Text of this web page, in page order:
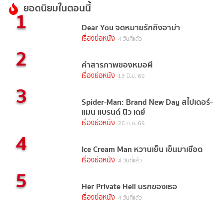
ยอดนิยมในตอนนี้
1 Dear You จดหมายรักถึงอาม่า
เรื่องย่อหนัง 4 วันที่แล้ว
2 คำสารภาพของหมอผี
เรื่องย่อหนัง 13 มิ.ย. 69
3 Spider-Man: Brand New Day สไปเดอร์-
แมน แบรนด์ นิว เดย์
เรื่องย่อหนัง 26 ก.ค. 69
4 Ice Cream Man หวานเย็น เข็นมาเชือด
เรื่องย่อหนัง 4 วันที่แล้ว
5 Her Private Hell นรกของเธอ
เรื่องย่อหนัง 4 วันที่แล้ว